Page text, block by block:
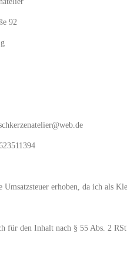
92
Umsatzsteuer erhoben, da ich als
für den Inhalt nach § 55 Abs. 2